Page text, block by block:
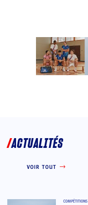
ACTUALITÉS
VOIR TOUT
COMPÉTITIONS